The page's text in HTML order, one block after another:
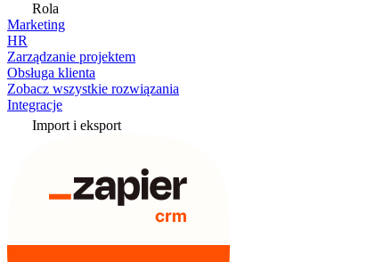
Rola
Marketing
HR
Zarządzanie projektem
Obsługa klienta
Zobacz wszystkie rozwiązania
Integracje
Import i eksport